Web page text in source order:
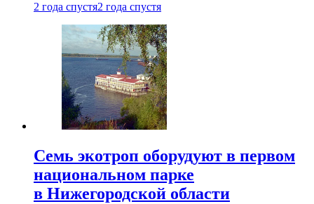
2 года спустя2 года спустя
Семь экотроп оборудуют в первом
национальном парке
в Нижегородской области